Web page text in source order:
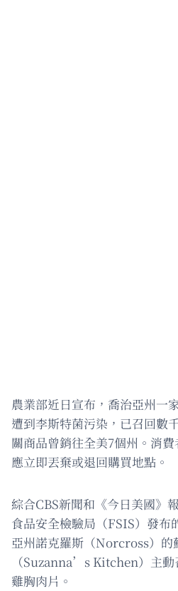
農業部近日宣布，喬治亞州一
遭到李斯特菌污染，已召回數
關商品曾銷往全美7個州。消費
應立即丟棄或退回購買地點。
綜合CBS新聞和《今日美國》
食品安全檢驗局（FSIS）發布
亞州諾克羅斯（Norcross）的
（Suzanna’s Kitchen）主
雞胸肉片。